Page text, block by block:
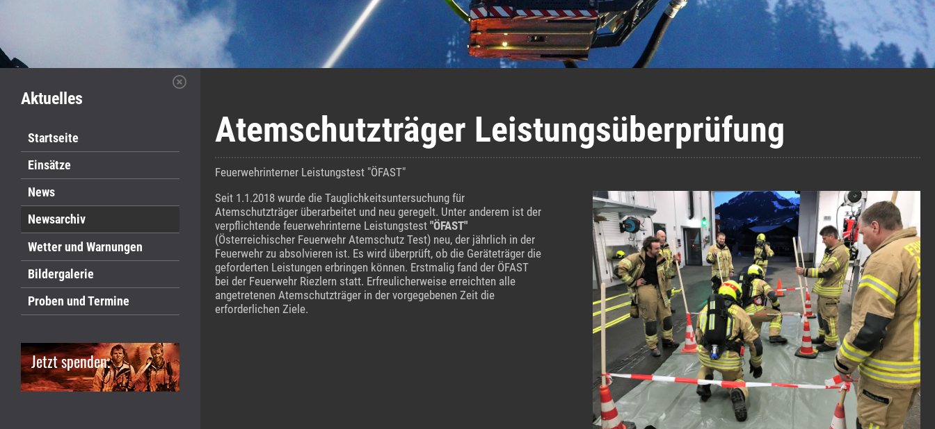
Aktuelles
Startseite
Einsätze
News
Newsarchiv
Wetter und Warnungen
Bildergalerie
Proben und Termine
Jetzt spenden.
Atemschutzträger Leistungsüberprüfung
Feuerwehrinterner Leistungstest "ÖFAST"
Seit 1.1.2018 wurde die Tauglichkeitsuntersuchung für
Atemschutzträger überarbeitet und neu geregelt. Unter anderem ist der
verpflichtende feuerwehrinterne Leistungstest "ÖFAST"
(Österreichischer Feuerwehr Atemschutz Test) neu, der jährlich in der
Feuerwehr zu absolvieren ist. Es wird überprüft, ob die Geräteträger die
geforderten Leistungen erbringen können. Erstmalig fand der ÖFAST
bei der Feuerwehr Riezlern statt. Erfreulicherweise erreichten alle
angetretenen Atemschutzträger in der vorgegebenen Zeit die
erforderlichen Ziele.